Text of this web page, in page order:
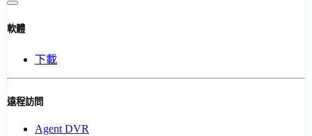
軟體
下載
遠程訪問
Agent DVR